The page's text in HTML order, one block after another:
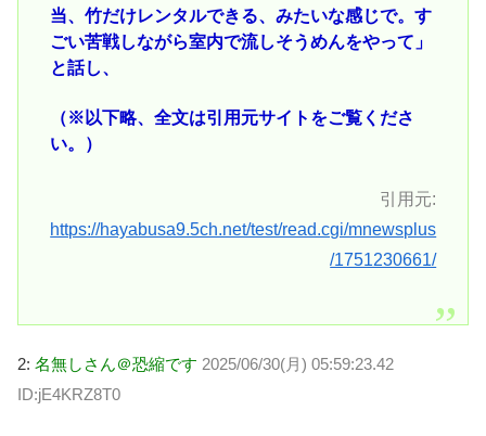
当、竹だけレンタルできる、みたいな感じで。す
ごい苦戦しながら室内で流しそうめんをやって」
と話し、
（※以下略、全文は引用元サイトをご覧くださ
い。）
引用元:
https://hayabusa9.5ch.net/test/read.cgi/mnewsplus
/1751230661/
2: 名無しさん＠恐縮です 2025/06/30(月) 05:59:23.42
ID:jE4KRZ8T0